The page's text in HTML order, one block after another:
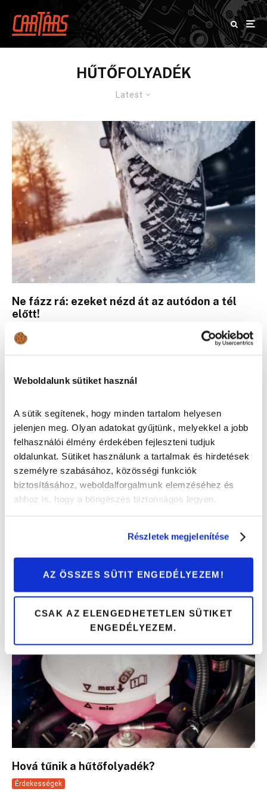
Weboldalunk sütiket használ
A sütik segítenek, hogy minden tartalom helyesen
jelenjen meg. Olyan adatokat gyűjtünk, melyekkel a jobb
felhasználói élmény érdekében fejleszteni tudjuk
oldalunkat. Sütiket használunk a tartalmak és hirdetések
személyre szabásához, közösségi funkciók
biztosításához, weboldalforgalmunk elemzéséhez és
ahhoz is, hogy a böngészés biztonságos legyen.
Részletek megjelenítése
AZ ÖSSZES SÜTIT ENGEDÉLYEZEM!
CSAK AZ ELENGEDHETETLEN SÜTIKET
ENGEDÉLYEZEM.
HŰTŐFOLYADÉK
Latest
Ne fázz rá: ezeket nézd át az autódon a tél
előtt!
Tippek és trükkök
13 dolog, amit ellenőrizni kell nyaralás előtt
Hová tűnik a hűtőfolyadék?
Érdekességek